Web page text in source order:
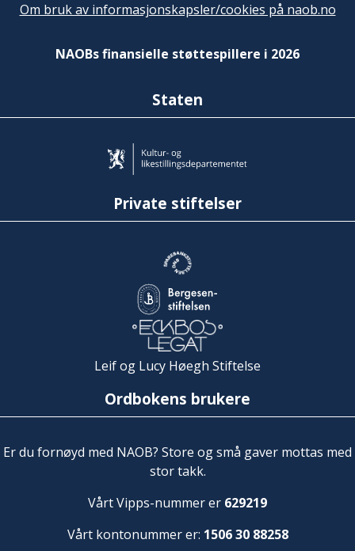
Om bruk av informasjonskapsler/cookies på naob.no
NAOBs finansielle støttespillere i 2026
Staten
Private stiftelser
Leif og Lucy Høegh Stiftelse
Ordbokens brukere
Er du fornøyd med NAOB? Store og små gaver mottas med
stor takk.
Vårt Vipps-nummer er 629219
Vårt kontonummer er: 1506 30 88258